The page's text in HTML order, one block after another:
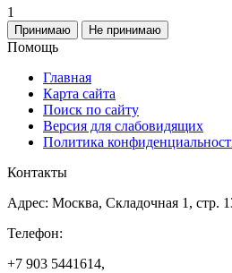
1
Принимаю Не принимаю
Помощь
Главная
Карта сайта
Поиск по сайту
Версия для слабовидящих
Политика
Контакты
Адрес: Москва, Складочная 1, стр.
Телефон:
+7 903 5441614,